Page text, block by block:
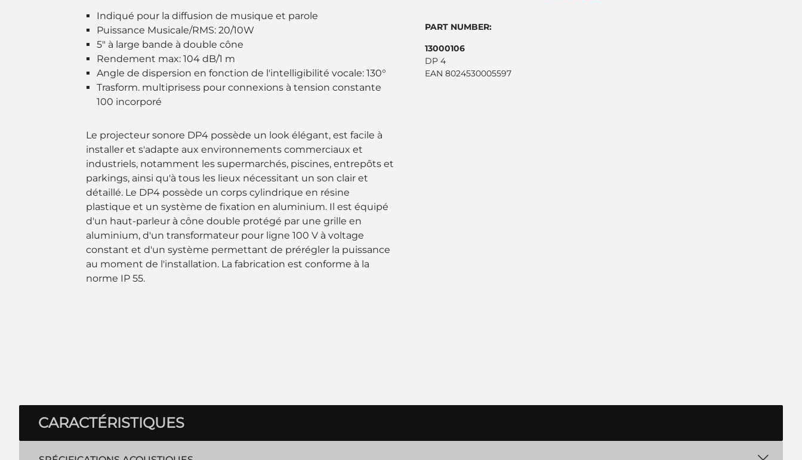
Indiqué pour la diffusion de musique et parole
Puissance Musicale/RMS: 20/10W
5" à large bande à double cône
Rendement max: 104 dB/1 m
Angle de dispersion en fonction de l'intelligibilité vocale: 130°
Trasform. multiprisess pour connexions à tension constante
100 incorporé
Le projecteur sonore DP4 possède un look élégant, est facile à
installer et s'adapte aux environnements commerciaux et
industriels, notamment les supermarchés, piscines, entrepôts et
parkings, ainsi qu'à tous les lieux nécessitant un son clair et
détaillé. Le DP4 possède un corps cylindrique en résine
plastique et un système de fixation en aluminium. Il est équipé
d'un haut-parleur à cône double protégé par une grille en
aluminium, d'un transformateur pour ligne 100 V à voltage
constant et d'un système permettant de prérégler la puissance
au moment de l'installation. La fabrication est conforme à la
norme IP 55.
PART NUMBER:
13000106
DP 4
EAN 8024530005597
CARACTÉRISTIQUES